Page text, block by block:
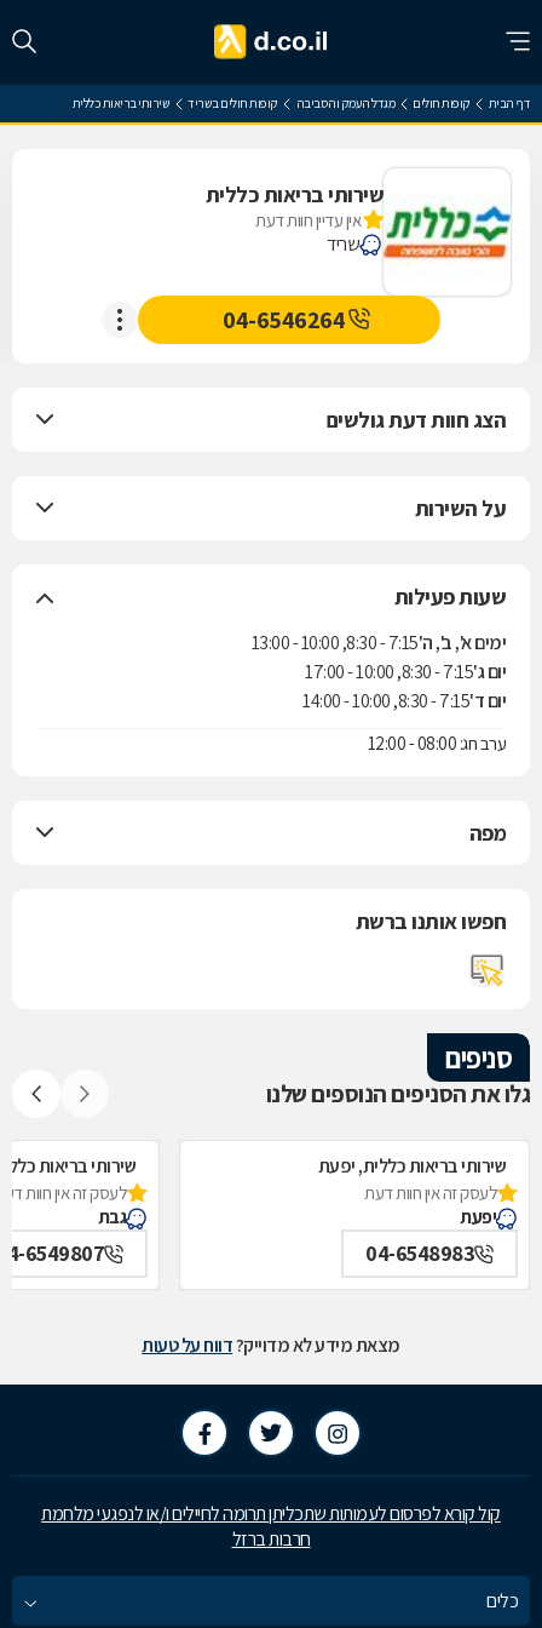
דף הבית קופות חולים מגדל העמק והסביבה קופות חולים בשריד שירותי בריאות כללית
שירותי בריאות כללית
אין עדיין חוות דעת
שריד
04-6546264
הצג חוות דעת גולשים
על השירות
שעות פעילות
ימים א', ב', ה'7:15 - 8:30, 10:00 - 13:00
יום ג'7:15 - 8:30, 10:00 - 17:00
יום ד'7:15 - 8:30, 10:00 - 14:00
ערב חג: 08:00 - 12:00
מפה
חפשו אותנו ברשת
סניפים
גלו את הסניפים הנוספים שלנו
שירותי בריאות כללית, יפעת
לעסק זה אין חוות דעת
יפעת
04-6548983
שירותי בריאות
לעסק זה אין חוות
גבת
6549807
מצאת מידע לא מדוייק?דווח על טעות
קול קורא לפרסום לעמותות שתכליתן תרומה לחיילים ו/או לנפגעי מלחמת
חרבות ברזל
כלים